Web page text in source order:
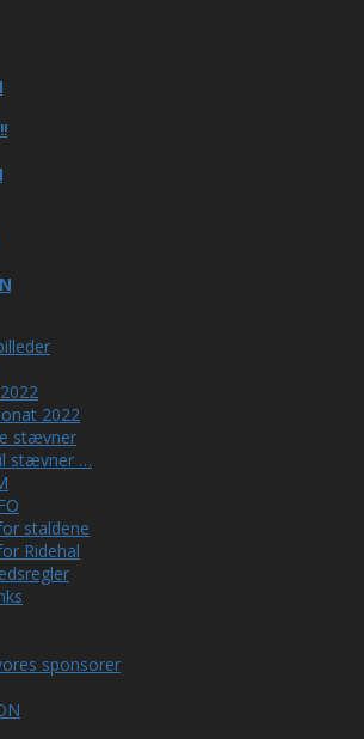
2022
stævner
stævner …
staldene
Ridehal
sponsorer